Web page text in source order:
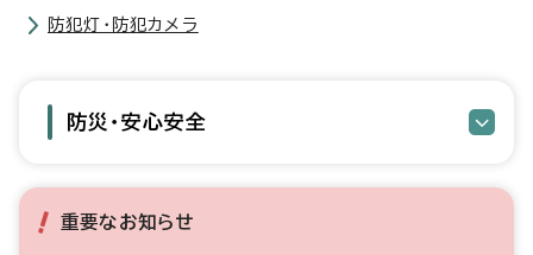
防犯灯・防犯カメラ
防災・安心安全
重要なお知らせ